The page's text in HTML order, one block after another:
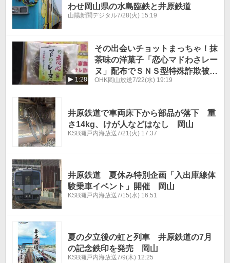
わせ岡山県の水島臨鉄と井原鉄道
山陽新聞デジタル7/28(火) 15:19
1:28
その出会いチョットまっちゃ！抹
茶味の洋菓子「恋心マドわさレー
ヌ」配布でＳＮＳ型特殊詐欺被害
防止 岡山
OHK岡山放送7/22(水) 19:19
井原鉄道で車両床下から部品が落下 重
さ14kg、けが人などはなし 岡山
KSB瀬戸内海放送7/21(火) 17:37
井原鉄道 夏休み特別企画「入出庫線体
験乗車イベント」開催 岡山
KSB瀬戸内海放送7/15(水) 16:51
夏の夕立後の虹と列車 井原鉄道の7月
の記念鉄印を発売 岡山
KSB瀬戸内海放送7/9(木) 12:25